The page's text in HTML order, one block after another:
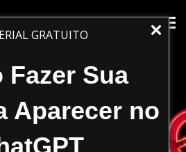
GRATUITO
Fazer Sua
Aparecer no